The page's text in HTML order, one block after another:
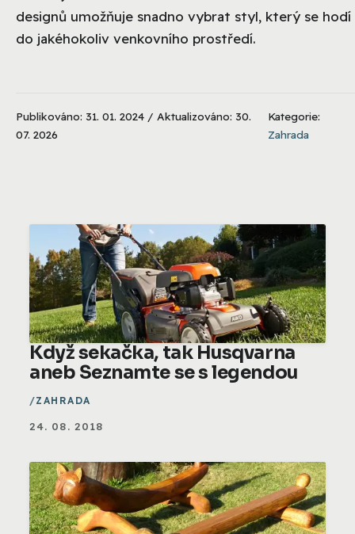
designů umožňuje snadno vybrat styl, který se hodí
do jakéhokoliv venkovního prostředí.
Publikováno: 31. 01. 2024 / Aktualizováno: 30.
07. 2026
Kategorie:
Zahrada
Když sekačka, tak Husqvarna
aneb Seznamte se s legendou
ZAHRADA
24. 08. 2018